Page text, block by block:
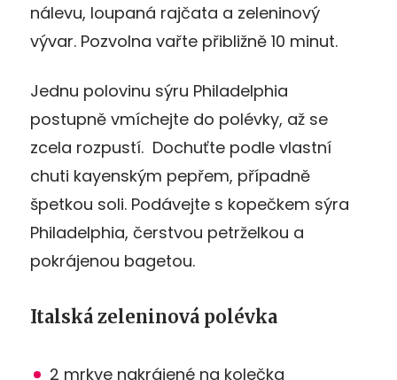
nálevu, loupaná rajčata a zeleninový
vývar. Pozvolna vařte přibližně 10 minut.
Jednu polovinu sýru Philadelphia
postupně vmíchejte do polévky, až se
zcela rozpustí. Dochuťte podle vlastní
chuti kayenským pepřem, případně
špetkou soli. Podávejte s kopečkem sýra
Philadelphia, čerstvou petrželkou a
pokrájenou bagetou.
Italská zeleninová polévka
2 mrkve nakrájené na kolečka